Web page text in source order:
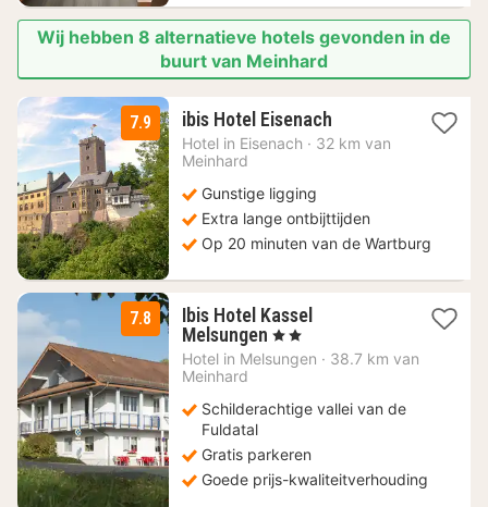
Wij hebben 8 alternatieve hotels gevonden in de
buurt van Meinhard
7.9 ibis Hotel Eisenach1
nacht
Hotel in Eisenach · 32 km van
Meinhard
Gunstige ligging
Extra lange ontbijttijden
Op 20 minuten van de Wartburg
7.8
Ibis Hotel Kassel
Melsungen 1
nacht
vanaf
€
, 2 Sterren
Hotel in Melsungen · 38.7 km van
Meinhard
Schilderachtige vallei van de
Fuldatal
Gratis parkeren
Goede prijs-kwaliteitverhouding